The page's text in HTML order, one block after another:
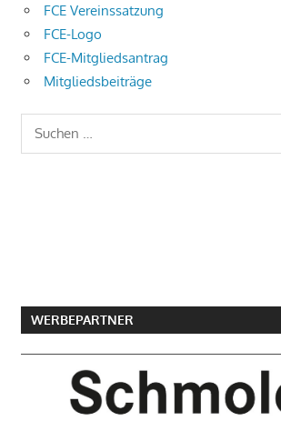
FCE Vereinssatzung
FCE-Logo
FCE-Mitgliedsantrag
Mitgliedsbeiträge
Suchen
WERBEPARTNER